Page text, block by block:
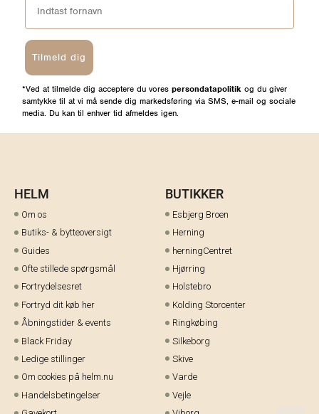
Tilmeld dig
*Ved at tilmelde dig acceptere du vores persondatapolitik og du giver
samtykke til at vi må sende dig markedsføring via SMS, e-mail og sociale
media. Du kan til enhver tid afmeldes igen.
HELM
Om os
Butiks- & bytteoversigt
Guides
Ofte stillede spørgsmål
Fortrydelsesret
Fortryd dit køb her
Åbningstider & events
Black Friday
Ledige stillinger
Om cookies på helm.nu
Handelsbetingelser
BUTIKKER
Esbjerg Broen
Herning
herningCentret
Hjørring
Holstebro
Kolding Storcenter
Ringkøbing
Silkeborg
Skive
Varde
Vejle